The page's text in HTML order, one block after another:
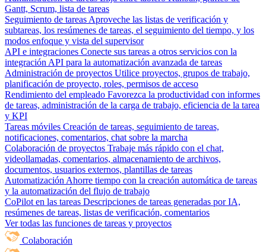
Gantt, Scrum, lista de tareas
Seguimiento de tareas Aproveche las listas de verificación y
subtareas, los resúmenes de tareas, el seguimiento del tiempo, y los
modos enfoque y vista del supervisor
API e integraciones Conecte sus tareas a otros servicios con la
integración API para la automatización avanzada de tareas
Administración de proyectos Utilice proyectos, grupos de trabajo,
planificación de proyecto, roles, permisos de acceso
Rendimiento del empleado Favorezca la productividad con informes
de tareas, administración de la carga de trabajo, eficiencia de la tarea
y KPI
Tareas móviles Creación de tareas, seguimiento de tareas,
notificaciones, comentarios, chat sobre la marcha
Colaboración de proyectos Trabaje más rápido con el chat,
videollamadas, comentarios, almacenamiento de archivos,
documentos, usuarios externos, plantillas de tareas
Automatización Ahorre tiempo con la creación automática de tareas
y la automatización del flujo de trabajo
CoPilot en las tareas Descripciones de tareas generadas por IA,
resúmenes de tareas, listas de verificación, comentarios
Ver todas las funciones de tareas y proyectos
Colaboración